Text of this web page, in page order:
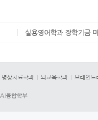
실용영어학과 장학기금
명상치료학과 뇌교육학과 브레인트
AI융합학부